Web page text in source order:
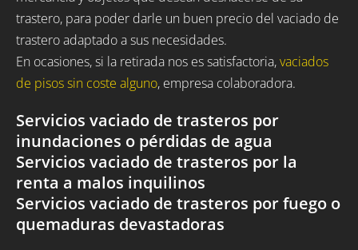
trastero, para poder darle un buen precio del vaciado de
trastero adaptado a sus necesidades.
En ocasiones, si la retirada nos es satisfactoria,vaciados
de pisos sin coste alguno, empresa colaboradora.
Servicios vaciado de trasteros por
inundaciones o pérdidas de agua
Servicios vaciado de trasteros por la
renta a malos inquilinos
Servicios vaciado de trasteros por fuego o
quemaduras devastadoras